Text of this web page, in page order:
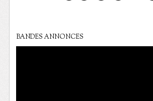
BANDES ANNONCES